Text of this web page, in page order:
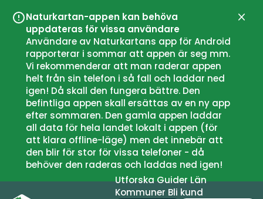
Naturkartan-appen kan behöva
uppdateras för vissa användare
Användare av Naturkartans app för Android
rapporterar i sommar att appen är seg mm.
Vi rekommenderar att man raderar appen
helt från sin telefon i så fall och laddar ned
igen! Då skall den fungera bättre. Den
befintliga appen skall ersättas av en ny app
efter sommaren. Den gamla appen laddar
all data för hela landet lokalt i appen (för
att klara offline-läge) men det innebär att
den blir för stor för vissa telefoner - då
behöver den raderas och laddas ned igen!
UtforskaGuiderLän
Kommuner Bli kund